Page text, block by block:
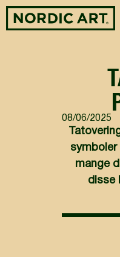
08/06/2025
symboler
mange
disse